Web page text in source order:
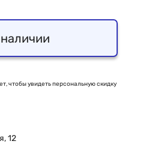
чтобы увидеть персональную скидку
12